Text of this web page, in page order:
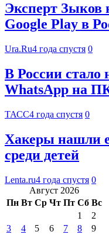
Эксперт Зыков
Google Play в
Ura.Ru4 года спустя 0
В России стало
WhatsApp на
ТАСС4 года спустя 0
Хакеры нашли
среди детей
Lenta.ru4 года спустя 0
Август 2026
Пн Вт Ср Чт Пт Сб Вс
1
2
3
4 5 6 7 8
9